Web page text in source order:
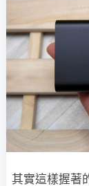
其實這樣握著